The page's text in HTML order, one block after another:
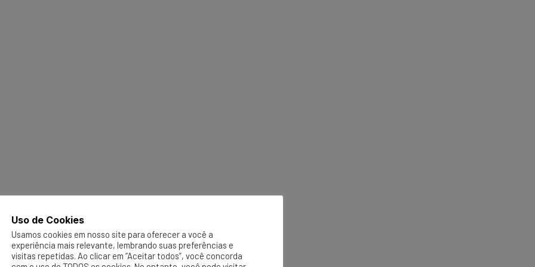
Uso de Cookies
Usamos cookies em nosso site para oferecer a você a
experiência mais relevante, lembrando suas preferências e
visitas repetidas. Ao clicar em “Aceitar todos”, você concorda